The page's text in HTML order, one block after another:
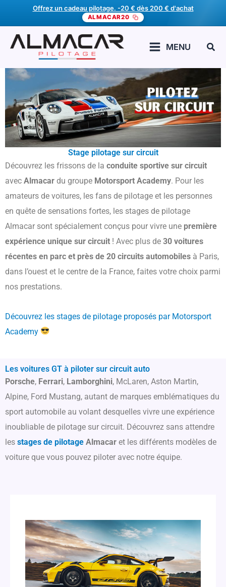
Offrez un cadeau pilotage. -20 € dès 200 € d'achat
ALMACAR20
contenu
MENU
Stage pilotage sur circuit
Découvrez les frissons de la conduite sportive sur circuit
avec Almacar du groupe Motorsport Academy. Pour les
amateurs de voitures, les fans de pilotage et les personnes
en quête de sensations fortes, les stages de pilotage
Almacar sont spécialement conçus pour vivre une première
expérience unique sur circuit ! Avec plus de 30 voitures
récentes en parc et près de 20 circuits automobiles à Paris,
dans l’ouest et le centre de la France, faites votre choix parmi
nos prestations.
Découvrez les stages de pilotage proposés par Motorsport
Academy
Les voitures GT à piloter sur circuit auto
Porsche, Ferrari, Lamborghini, McLaren, Aston Martin,
Alpine, Ford Mustang, autant de marques emblématiques du
sport automobile au volant desquelles vivre une expérience
inoubliable de pilotage sur circuit. Découvrez sans attendre
les stages de pilotage Almacar et les différents modèles de
voiture que vous pouvez piloter avec notre équipe.